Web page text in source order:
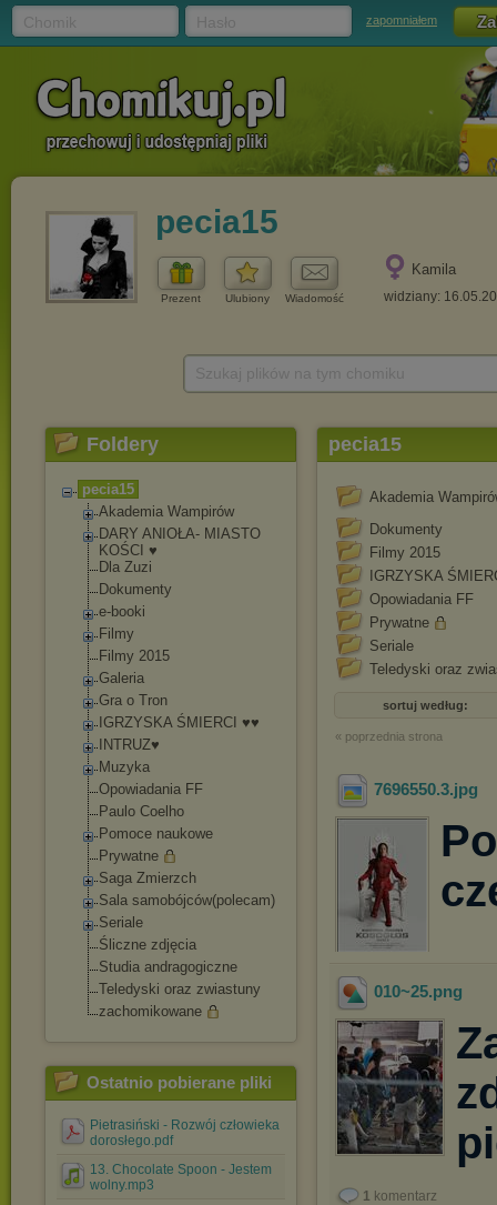
zapomniałem
pecia15
Prezent Ulubiony Wiadomość
Kamila
widziany:
Foldery
pecia15
Akademia Wampirów
DARY ANIOŁA- MIASTO
KOŚCI ♥
Dla Zuzi
Dokumenty
e-booki
Filmy
Filmy 2015
Galeria
Gra o Tron
IGRZYSKA ŚMIERCI ♥♥
INTRUZ♥
Muzyka
Opowiadania FF
Paulo Coelho
Pomoce naukowe
Prywatne
Saga Zmierzch
Sala samobójców(polecam)
Seriale
Śliczne zdjęcia
Studia andragogiczne
Teledyski oraz zwiastuny
zachomikowane
Ostatnio pobierane pliki
Pietrasiński - Rozwój człowieka
dorosłego.pdf
13. Chocolate Spoon - Jestem
wolny.mp3
pecia15
Akademia
Dokumenty
Filmy 2015
IGRZYSKA
Opowiadania FF
Prywatne
Seriale
Teledyski oraz
sortuj według:
« poprzednia strona
7696550.3.jpg
010~25.png
1 komentarz